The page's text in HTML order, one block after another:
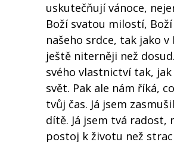
uskutečňují vánoce,
Boží svatou milostí,
našeho srdce, tak jako
ještě niterněji než
svého vlastnictví tak,
svět. Pak ale nám říká,
tvůj čas. Já jsem
dítě. Já jsem tvá
postoj k životu než